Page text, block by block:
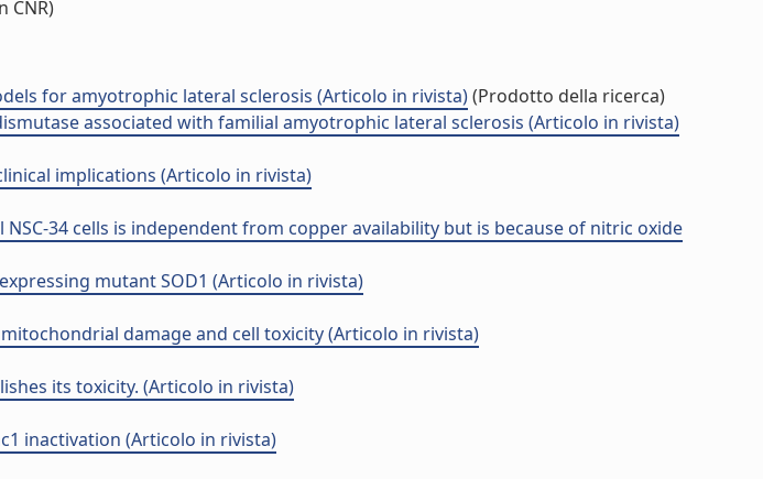
CNR)
for amyotrophic lateral sclerosis (Articolo in rivista)(Prodotto della ricerca)
associated with familial amyotrophic lateral sclerosis (Articolo in rivista)
implications (Articolo in rivista)
34 cells is independent from copper availability but is because of nitric oxide
mutant SOD1 (Articolo in rivista)
damage and cell toxicity (Articolo in rivista)
its toxicity. (Articolo in rivista)
inactivation (Articolo in rivista)